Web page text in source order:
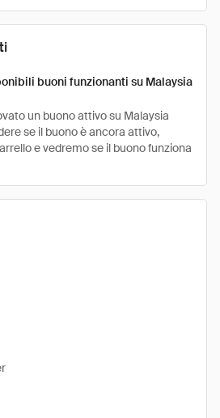
buoni funzionanti su Malaysia
un buono attivo su Malaysia
se il buono è ancora attivo,
e vedremo se il buono funziona